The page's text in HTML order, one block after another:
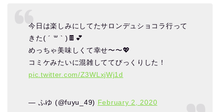
今日は楽しみにしてたサロンデュショコラ行って
きた( ´ ꒳ ` )🍫💕
めっちゃ美味しくて幸せ〜〜💖
コミケみたいに混雑しててびっくりした！
pic.twitter.com/Z3WLxjWj1d
— ふゆ (@fuyu_49) February 2, 2020